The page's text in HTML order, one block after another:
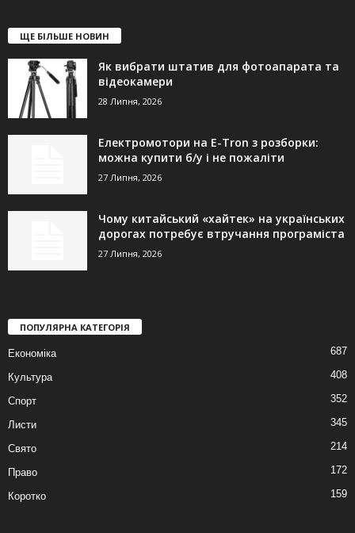
ЩЕ БІЛЬШЕ НОВИН
Як вибрати штатив для фотоапарата та
відеокамери
28 Липня, 2026
Електромотори на E-Tron з розборки:
можна купити б/у і не пожаліти
27 Липня, 2026
Чому китайський «хайтек» на українських
дорогах потребує втручання програміста
27 Липня, 2026
ПОПУЛЯРНА КАТЕГОРІЯ
Економіка 687
Культура 408
Спорт 352
Листи 345
Свято 214
Право 172
Коротко 159